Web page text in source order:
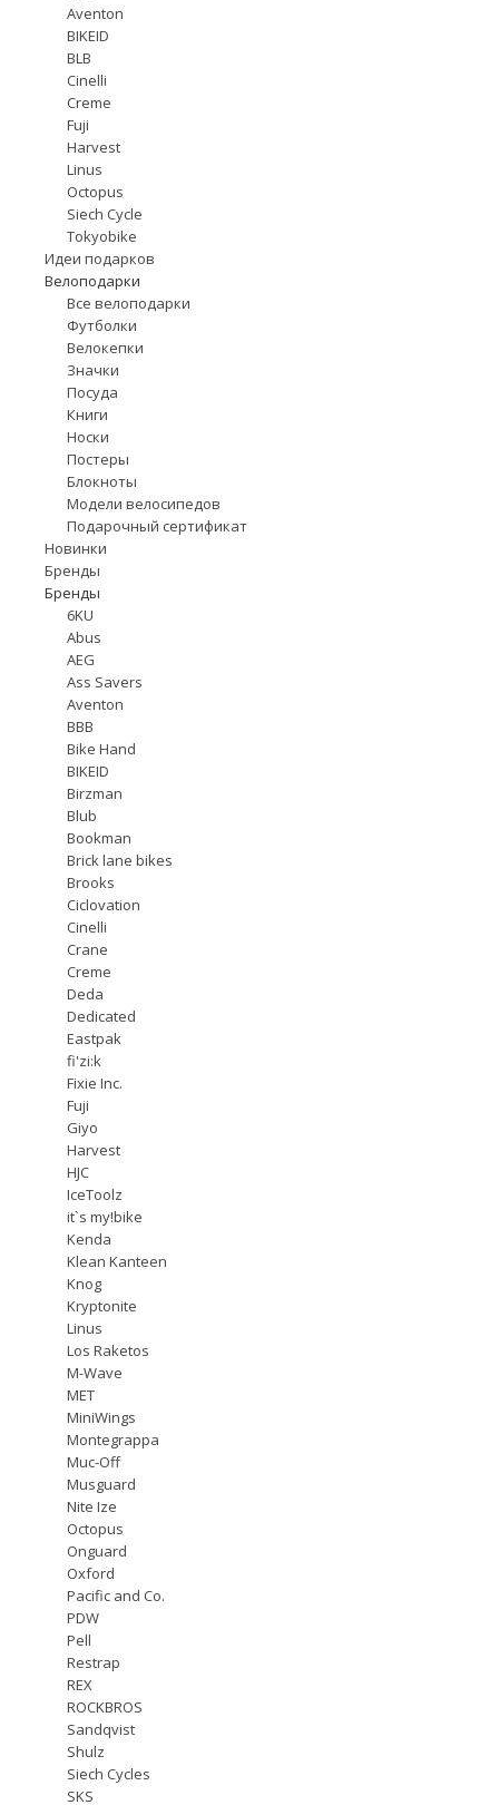
Aventon
BIKEID
BLB
Cinelli
Creme
Fuji
Harvest
Linus
Octopus
Siech Cycle
Tokyobike
Идеи подарков
Велоподарки
Все велоподарки
Футболки
Велокепки
Значки
Посуда
Книги
Носки
Постеры
Блокноты
Модели велосипедов
Подарочный сертификат
Новинки
Бренды
Бренды
6KU
Abus
AEG
Ass Savers
Aventon
BBB
Bike Hand
BIKEID
Birzman
Blub
Bookman
Brick lane bikes
Brooks
Ciclovation
Cinelli
Crane
Creme
Deda
Dedicated
Eastpak
fi'zi:k
Fixie Inc.
Fuji
Giyo
Harvest
HJC
IceToolz
it`s my!bike
Kenda
Klean Kanteen
Knog
Kryptonite
Linus
Los Raketos
M-Wave
MET
MiniWings
Montegrappa
Muc-Off
Musguard
Nite Ize
Octopus
Onguard
Oxford
Pacific and Co.
PDW
Pell
Restrap
REX
ROCKBROS
Sandqvist
Shulz
Siech Cycles
SKS